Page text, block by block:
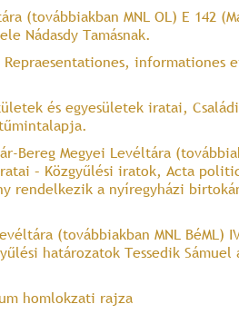
(továbbiakban MNL OL) E 142
Nádasdy Tamásnak.
Repraesentationes, informationes
és egyesületek iratai,
Bereg Megyei Levéltára
– Közgyűlési iratok, Acta
rendelkezik a nyíregyházi
(továbbiakban MNL BéML)
határozatok Tessedik
homlokzati rajza